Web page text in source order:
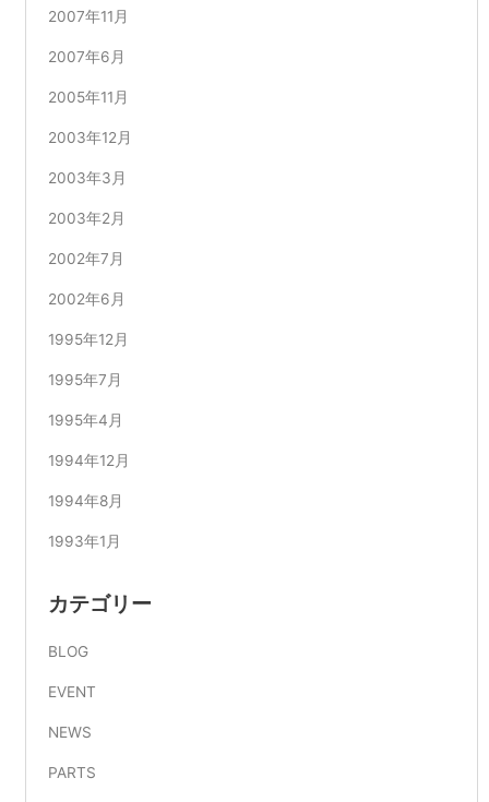
2007年11月
2007年6月
2005年11月
2003年12月
2003年3月
2003年2月
2002年7月
2002年6月
1995年12月
1995年7月
1995年4月
1994年12月
1994年8月
1993年1月
カテゴリー
BLOG
EVENT
NEWS
PARTS